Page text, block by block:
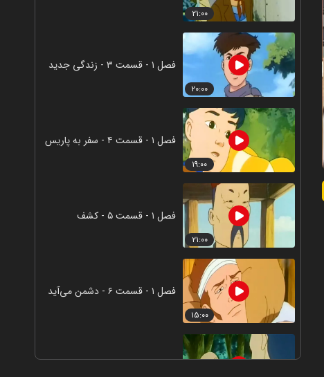
۲۱:۰۰
۲۰:۰۰
فصل ۱ - قسمت ۳ - زندگی جدید
۱۹:۰۰
فصل ۱ - قسمت ۴ - سفر به پاریس
۲۱:۰۰
فصل ۱ - قسمت ۵ - کشف
۱۵:۰۰
فصل ۱ - قسمت ۶ - دشمن می‌‎آید